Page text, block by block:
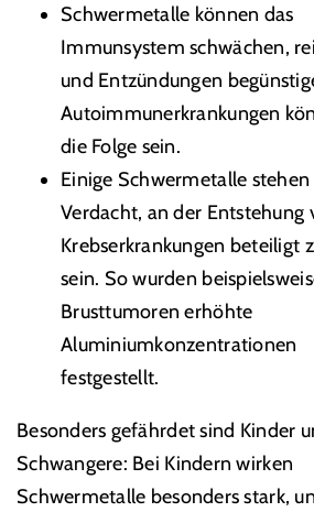
Schwermetalle können das
Immunsystem schwächen,
und Entzündungen
Autoimmunerkrankungen
die Folge sein.
Einige Schwermetalle
Verdacht, an der Entstehung
Krebserkrankungen beteiligt
sein. So wurden
Brusttumoren erhöhte
Aluminiumkonzentrationen
festgestellt.
Besonders gefährdet sind Kinder
Schwangere: Bei Kindern wirken
Schwermetalle besonders stark,